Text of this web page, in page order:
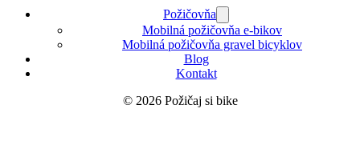
Požičovňa
Mobilná požičovňa e-bikov
Mobilná požičovňa gravel bicyklov
Blog
Kontakt
© 2026 Požičaj si bike